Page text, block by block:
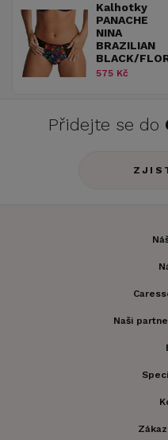
Kalhotky
PANACHE
NINA
BRAZILIAN
BLACK/
575 Kč
Přidejte se do
Naši